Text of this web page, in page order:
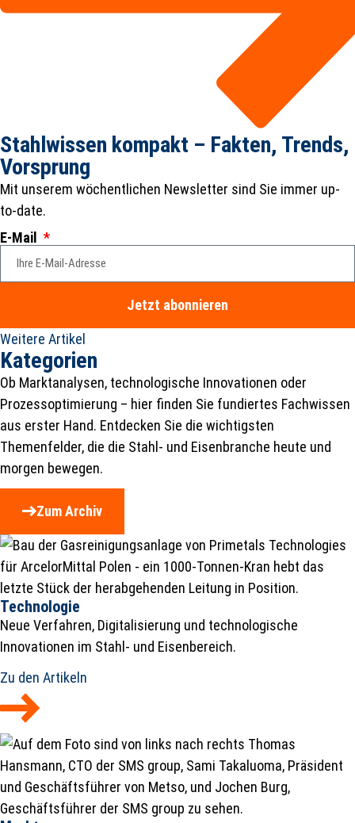
Stahlwissen kompakt – Fakten, Trends,
Vorsprung
Mit unserem wöchentlichen Newsletter sind Sie immer up-
to-date.
E-Mail
Jetzt abonnieren
Weitere Artikel
Kategorien
Ob Marktanalysen, technologische Innovationen oder
Prozessoptimierung – hier finden Sie fundiertes Fachwissen
aus erster Hand. Entdecken Sie die wichtigsten
Themenfelder, die die Stahl- und Eisenbranche heute und
morgen bewegen.
Zum Archiv
Technologie
Neue Verfahren, Digitalisierung und technologische
Innovationen im Stahl- und Eisenbereich.
Zu den Artikeln